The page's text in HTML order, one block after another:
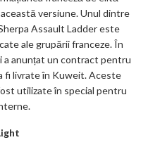
versiune. Unul dintre
Assault Ladder este
ale grupării franceze. În
a anunțat un contract pentru
fi livrate în Kuweit. Aceste
utilizate în special pentru